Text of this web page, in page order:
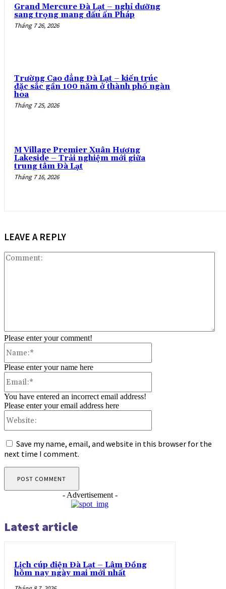
Grand Mercure Đà Lạt – nghỉ dưỡng
sang trọng mang dấu ấn Pháp
Tháng 7 26, 2026
Trường Cao đẳng Đà Lạt – kiến trúc
đặc sắc gần 100 năm ở thành phố ngàn
hoa
Tháng 7 25, 2026
M Village Premier Xuân Hương
Lakeside – Trải nghiệm mới giữa
trung tâm Đà Lạt
Tháng 7 16, 2026
LEAVE A REPLY
Please enter your comment!
Please enter your name here
You have entered an incorrect email address!
Please enter your email address here
Save my name, email, and website in this browser for the
next time I comment.
- Advertisement -
Latest article
Lịch cúp điện Đà Lạt – Lâm Đồng
hôm nay ngày mai mới nhất